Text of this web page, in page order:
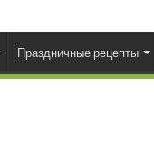
Праздничные рецепты